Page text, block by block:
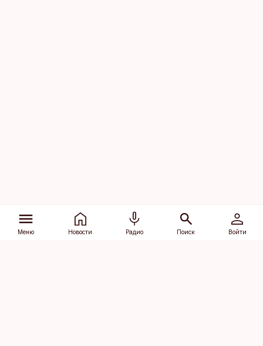
Меню Новости Радио Поиск Войти